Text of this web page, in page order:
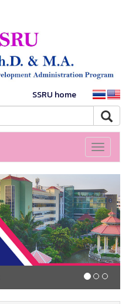
SSRU home
Toggle